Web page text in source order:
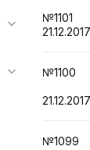
№1101
21.12.2017
№1100
21.12.2017
№1099